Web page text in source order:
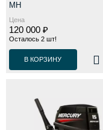
MH
Цена
120 000 ₽
Осталось 2 шт!
В КОРЗИНУ